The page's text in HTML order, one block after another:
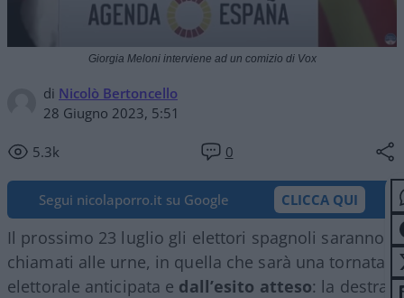
di Nicolò Bertoncello
28 Giugno 2023, 5:51
5.3k 0
Giorgia Meloni interviene ad un comizio di Vox
Segui nicolaporro.it su Google CLICCA QUI
Il prossimo 23 luglio gli elettori spagnoli saranno
chiamati alle urne, in quella che sarà una tornata
elettorale anticipata e dall’esito atteso: la destra